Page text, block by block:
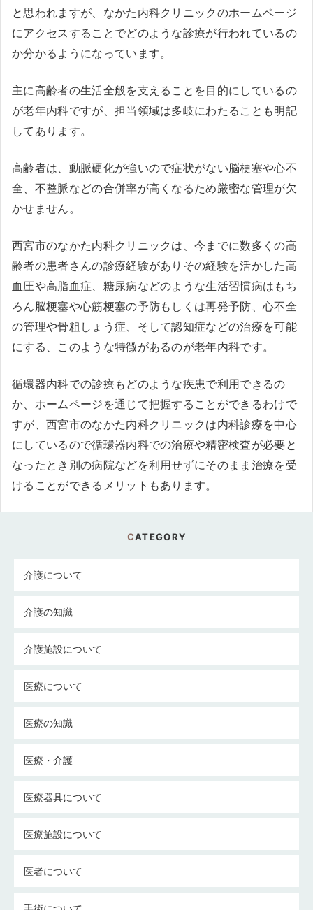
と思われますが、なかた内科クリニックのホームページ
にアクセスすることでどのような診療が行われているの
か分かるようになっています。
主に高齢者の生活全般を支えることを目的にしているの
が老年内科ですが、担当領域は多岐にわたることも明記
してあります。
高齢者は、動脈硬化が強いので症状がない脳梗塞や心不
全、不整脈などの合併率が高くなるため厳密な管理が欠
かせません。
西宮市のなかた内科クリニックは、今までに数多くの高
齢者の患者さんの診療経験がありその経験を活かした高
血圧や高脂血症、糖尿病などのような生活習慣病はもち
ろん脳梗塞や心筋梗塞の予防もしくは再発予防、心不全
の管理や骨粗しょう症、そして認知症などの治療を可能
にする、このような特徴があるのが老年内科です。
循環器内科での診療もどのような疾患で利用できるの
か、ホームページを通じて把握することができるわけで
すが、西宮市のなかた内科クリニックは内科診療を中心
にしているので循環器内科での治療や精密検査が必要と
なったとき別の病院などを利用せずにそのまま治療を受
けることができるメリットもあります。
CATEGORY
介護について
介護の知識
介護施設について
医療について
医療の知識
医療・介護
医療器具について
医療施設について
医者について